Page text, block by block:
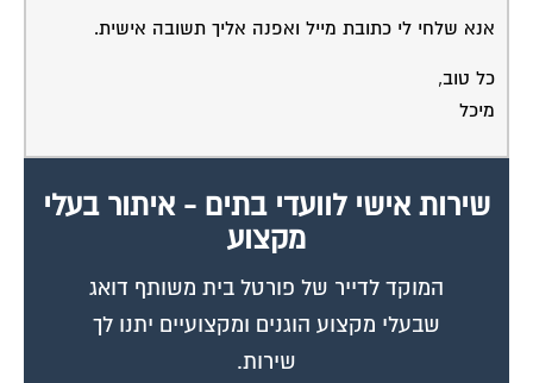
אנא שלחי לי כתובת מייל ואפנה אליך תשובה אישית.
כל טוב,
מיכל
שירות אישי לוועדי בתים - איתור בעלי
מקצוע
המוקד לדייר של פורטל בית משותף דואג
שבעלי מקצוע הוגנים ומקצועיים יתנו לך
שירות.